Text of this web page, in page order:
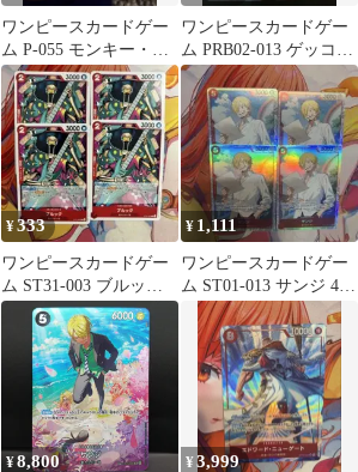
ワンピースカードゲー
ム P-055 モンキー・
D・ルフィ パラレル プ
ロモ
ワンピースカードゲー
ム PRB02-013 ゲッコ
ー・モリア パラレル
¥333
ワンピースカードゲー
ム ST31-003 ブルック 4
枚セット
¥ 1,111
ワンピースカードゲー
ム ST01-013 サンジ 4枚
セット
¥8,800 ¥3,999